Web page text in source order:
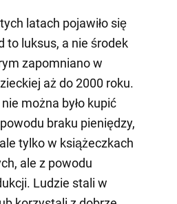
latach pojawiło się
to luksus, a nie środek
zapomniano w
aż do 2000 roku.
można było kupić
braku pieniędzy,
tylko w książeczkach
ale z powodu
Ludzie stali w